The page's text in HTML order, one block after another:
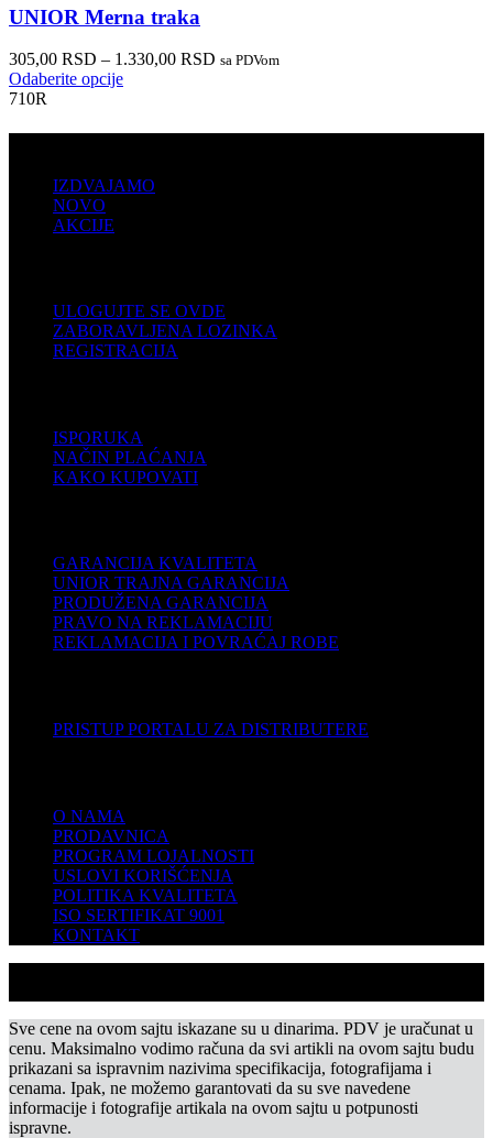
UNIOR Merna traka
305,00 RSD – 1.330,00 RSD sa PDVom
Odaberite opcije
710R
IZDVAJAMO
NOVO
AKCIJE
ULOGUJTE SE OVDE
ZABORAVLJENA LOZINKA
REGISTRACIJA
ISPORUKA
NAČIN PLAĆANJA
KAKO KUPOVATI
GARANCIJA KVALITETA
UNIOR TRAJNA GARANCIJA
PRODUŽENA GARANCIJA
PRAVO NA REKLAMACIJU
REKLAMACIJA I POVRAĆAJ ROBE
PRISTUP PORTALU ZA DISTRIBUTERE
O NAMA
PRODAVNICA
PROGRAM LOJALNOSTI
USLOVI KORIŠĆENJA
POLITIKA KVALITETA
ISO SERTIFIKAT 9001
KONTAKT
Sve cene na ovom sajtu iskazane su u dinarima. PDV je uračunat u
cenu. Maksimalno vodimo računa da svi artikli na ovom sajtu budu
prikazani sa ispravnim nazivima specifikacija, fotografijama i
cenama. Ipak, ne možemo garantovati da su sve navedene
informacije i fotografije artikala na ovom sajtu u potpunosti
ispravne.